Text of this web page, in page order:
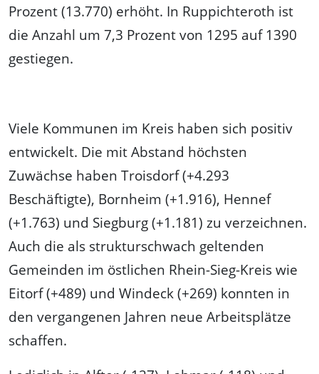
Prozent (13.770) erhöht. In Ruppichteroth ist
die Anzahl um 7,3 Prozent von 1295 auf 1390
gestiegen.
Viele Kommunen im Kreis haben sich positiv
entwickelt. Die mit Abstand höchsten
Zuwächse haben Troisdorf (+4.293
Beschäftigte), Bornheim (+1.916), Hennef
(+1.763) und Siegburg (+1.181) zu verzeichnen.
Auch die als strukturschwach geltenden
Gemeinden im östlichen Rhein-Sieg-Kreis wie
Eitorf (+489) und Windeck (+269) konnten in
den vergangenen Jahren neue Arbeitsplätze
schaffen.